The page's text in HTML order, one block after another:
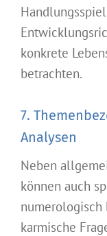
konkrete
betrachten.
7.
Analysen
Neben
können auch
numerologisch
karmische